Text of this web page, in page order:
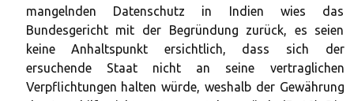
mangelnden Datenschutz in Indien wies das
Bundesgericht mit der Begründung zurück, es seien
keine Anhaltspunkt ersichtlich, dass sich der
ersuchende Staat nicht an seine vertraglichen
Verpflichtungen halten würde, weshalb der Gewährung